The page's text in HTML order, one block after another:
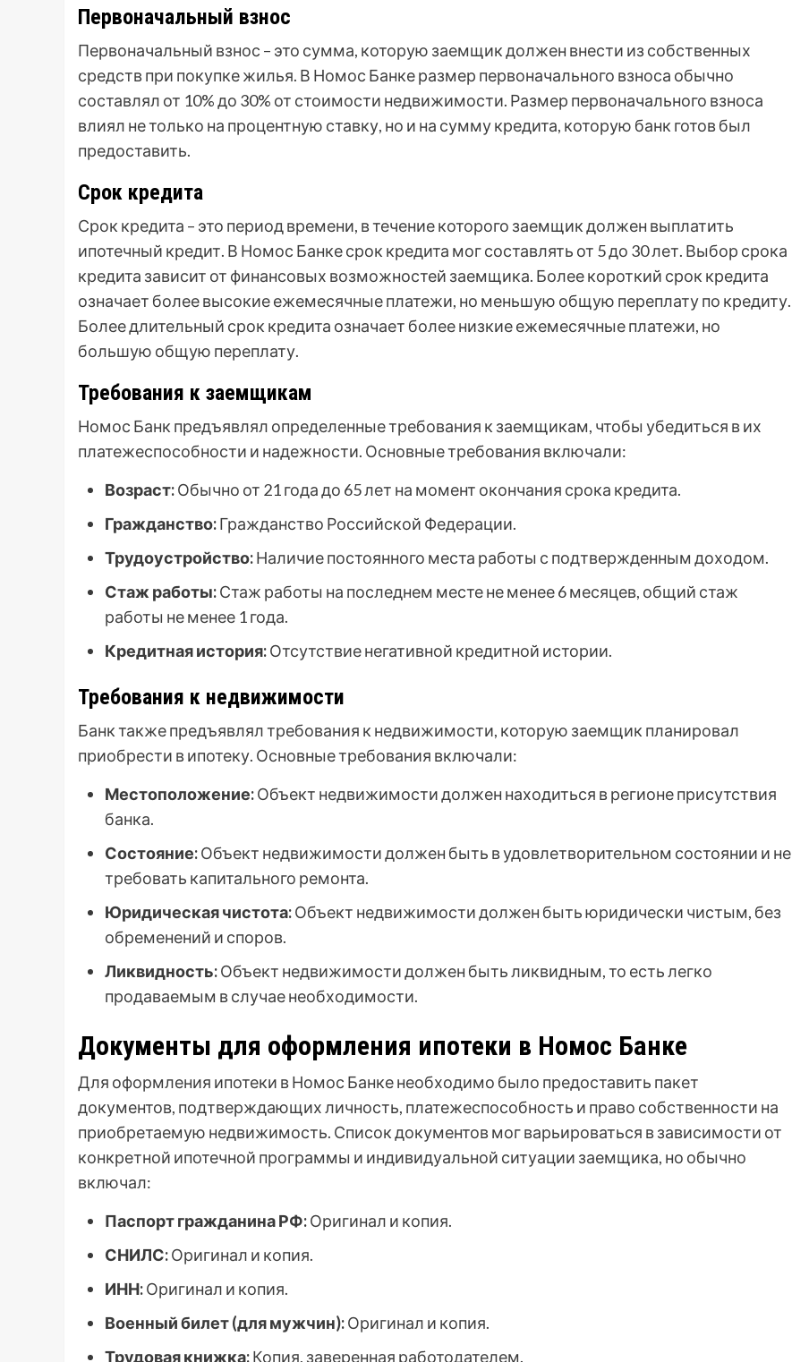
Первоначальный взнос
Первоначальный взнос – это сумма, которую заемщик должен внести из собственных
средств при покупке жилья. В Номос Банке размер первоначального взноса обычно
составлял от 10% до 30% от стоимости недвижимости. Размер первоначального взноса
влиял не только на процентную ставку, но и на сумму кредита, которую банк готов был
предоставить.
Срок кредита
Срок кредита – это период времени, в течение которого заемщик должен выплатить
ипотечный кредит. В Номос Банке срок кредита мог составлять от 5 до 30 лет. Выбор срока
кредита зависит от финансовых возможностей заемщика. Более короткий срок кредита
означает более высокие ежемесячные платежи, но меньшую общую переплату по кредиту.
Более длительный срок кредита означает более низкие ежемесячные платежи, но
большую общую переплату.
Требования к заемщикам
Номос Банк предъявлял определенные требования к заемщикам, чтобы убедиться в их
платежеспособности и надежности. Основные требования включали:
Возраст:Обычно от 21 года до 65 лет на момент окончания срока кредита.
Гражданство:Гражданство Российской Федерации.
Трудоустройство:Наличие постоянного места работы с подтвержденным доходом.
Стаж работы:Стаж работы на последнем месте не менее 6 месяцев, общий стаж
работы не менее 1 года.
Кредитная история:Отсутствие негативной кредитной истории.
Требования к недвижимости
Банк также предъявлял требования к недвижимости, которую заемщик планировал
приобрести в ипотеку. Основные требования включали:
Местоположение:Объект недвижимости должен находиться в регионе присутствия
банка.
Состояние:Объект недвижимости должен быть в удовлетворительном состоянии и не
требовать капитального ремонта.
Юридическая чистота:Объект недвижимости должен быть юридически чистым, без
обременений и споров.
Ликвидность:Объект недвижимости должен быть ликвидным, то есть легко
продаваемым в случае необходимости.
Документы для оформления ипотеки в Номос Банке
Для оформления ипотеки в Номос Банке необходимо было предоставить пакет
документов, подтверждающих личность, платежеспособность и право собственности на
приобретаемую недвижимость. Список документов мог варьироваться в зависимости от
конкретной ипотечной программы и индивидуальной ситуации заемщика, но обычно
включал:
Паспорт гражданина РФ:Оригинал и копия.
СНИЛС:Оригинал и копия.
ИНН:Оригинал и копия.
Военный билет (для мужчин):Оригинал и копия.
Трудовая книжка:Копия, заверенная работодателем.